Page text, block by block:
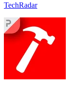
TechRadar